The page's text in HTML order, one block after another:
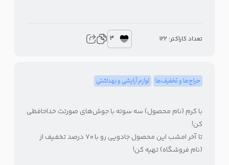
تعداد کاراکتر: 122 3
حراج‌ها و تخفیف‌ها لوازم آرایشی و بهداشتی
با کرم (نام محصول) سه سوته با جوش‌های صورتت خداحافظی
کن!
تا آخر امشب این محصول جادویی رو با ۷۰ درصد تخفیف از
(نام فروشگاه)‌ تهیه کن!